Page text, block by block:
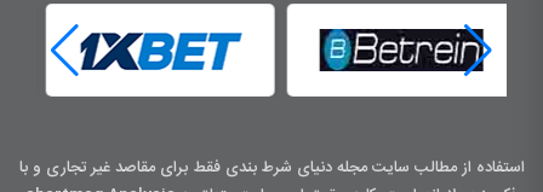
استفاده از مطالب سایت مجله دنیای شرط بندی فقط برای مقاصد غیر تجاری و با